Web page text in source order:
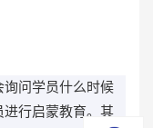
问学员什么时候
进行启蒙教育。其